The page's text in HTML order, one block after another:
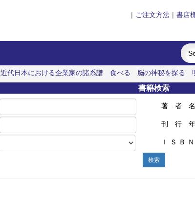
| ご注文方法 | 書店
近代日本における企業家の諸系譜 食べる 脳の神秘を探る
書籍検索
著 者 名
刊 行 年
Ｉ Ｓ Ｂ Ｎ
検索